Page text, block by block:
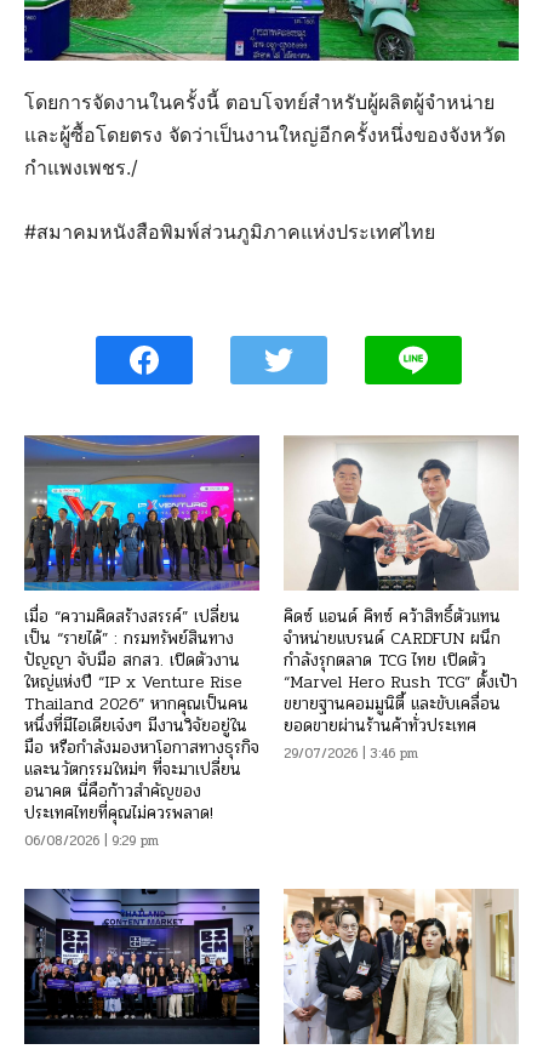
โดยการจัดงานในครั้งนี้ ตอบโจทย์สำหรับผู้ผลิตผู้จำหน่าย
และผู้ซื้อโดยตรง จัดว่าเป็นงานใหญ่อีกครั้งหนึ่งของจังหวัด
กำแพงเพชร./
#สมาคมหนังสือพิมพ์ส่วนภูมิภาคแห่งประเทศไทย
เมื่อ “ความคิดสร้างสรรค์” เปลี่ยน
เป็น “รายได้” : กรมทรัพย์สินทาง
ปัญญา จับมือ สกสว. เปิดตัวงาน
ใหญ่แห่งปี “IP x Venture Rise
Thailand 2026” หากคุณเป็นคน
หนึ่งที่มีไอเดียเจ๋งๆ มีงานวิจัยอยู่ใน
มือ หรือกำลังมองหาโอกาสทางธุรกิจ
และนวัตกรรมใหม่ๆ ที่จะมาเปลี่ยน
อนาคต นี่คือก้าวสำคัญของ
ประเทศไทยที่คุณไม่ควรพลาด!
06/08/2026 | 9:29 pm
คิดซ์ แอนด์ คิทซ์ คว้าสิทธิ์ตัวแทน
จำหน่ายแบรนด์ CARDFUN ผนึก
กำลังรุกตลาด TCG ไทย เปิดตัว
“Marvel Hero Rush TCG” ตั้งเป้า
ขยายฐานคอมมูนิตี้ และขับเคลื่อน
ยอดขายผ่านร้านค้าทั่วประเทศ
29/07/2026 | 3:46 pm